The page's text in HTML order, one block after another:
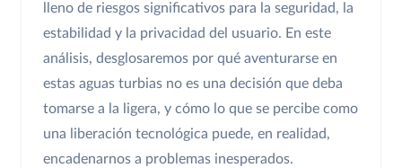
lleno de riesgos significativos para la seguridad, la
estabilidad y la privacidad del usuario. En este
análisis, desglosaremos por qué aventurarse en
estas aguas turbias no es una decisión que deba
tomarse a la ligera, y cómo lo que se percibe como
una liberación tecnológica puede, en realidad,
encadenarnos a problemas inesperados.